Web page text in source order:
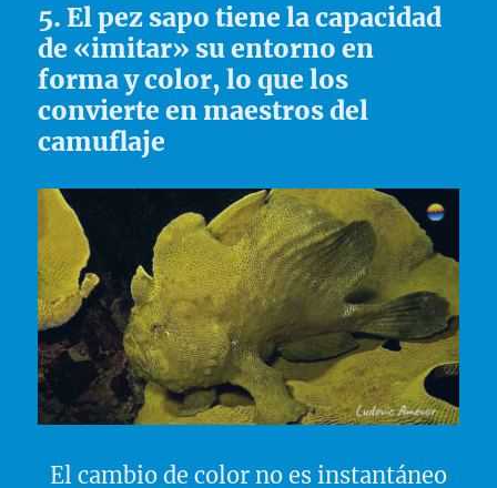
5. El pez sapo tiene la capacidad
de «imitar» su entorno en
forma y color, lo que los
convierte en maestros del
camuflaje
El cambio de color no es instantáneo